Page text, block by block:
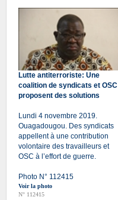
Lutte antiterroriste: Une
coalition de syndicats et OSC
proposent des solutions
Lundi 4 novembre 2019.
Ouagadougou. Des syndicats
appellent à une contribution
volontaire des travailleurs et
OSC à l’effort de guerre.
Photo N° 112415
Voir la photo
N° 112415